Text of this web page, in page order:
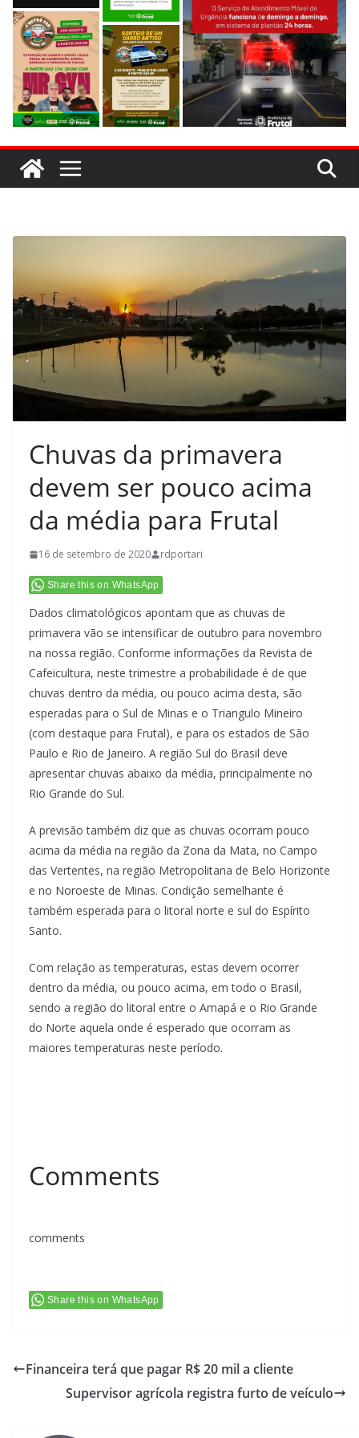
Chuvas da primavera
devem ser pouco acima
da média para Frutal
16 de setembro de 2020 rdportari
Share this on WhatsApp
Dados climatológicos apontam que as chuvas de
primavera vão se intensificar de outubro para novembro
na nossa região. Conforme informações da Revista de
Cafeicultura, neste trimestre a probabilidade é de que
chuvas dentro da média, ou pouco acima desta, são
esperadas para o Sul de Minas e o Triangulo Mineiro
(com destaque para Frutal), e para os estados de São
Paulo e Rio de Janeiro. A região Sul do Brasil deve
apresentar chuvas abaixo da média, principalmente no
Rio Grande do Sul.
A previsão também diz que as chuvas ocorram pouco
acima da média na região da Zona da Mata, no Campo
das Vertentes, na região Metropolitana de Belo Horizonte
e no Noroeste de Minas. Condição semelhante é
também esperada para o litoral norte e sul do Espírito
Santo.
Com relação as temperaturas, estas devem ocorrer
dentro da média, ou pouco acima, em todo o Brasil,
sendo a região do litoral entre o Amapá e o Rio Grande
do Norte aquela onde é esperado que ocorram as
maiores temperaturas neste período.
Comments
comments
Share this on WhatsApp
Financeira terá que pagar R$ 20 mil a cliente
Supervisor agrícola registra furto de veículo